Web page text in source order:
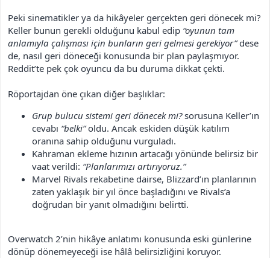
Peki sinematikler ya da hikâyeler gerçekten geri dönecek mi?
Keller bunun gerekli olduğunu kabul edip “oyunun tam
anlamıyla çalışması için bunların geri gelmesi gerekiyor”dese
de, nasıl geri döneceği konusunda bir plan paylaşmıyor.
Reddit’te pek çok oyuncu da bu duruma dikkat çekti.
Röportajdan öne çıkan diğer başlıklar:
Grup bulucu sistemi geri dönecek mi?sorusuna Keller’ın
cevabı “belki”oldu. Ancak eskiden düşük katılım
oranına sahip olduğunu vurguladı.
Kahraman ekleme hızının artacağı yönünde belirsiz bir
vaat verildi: “Planlarımızı artırıyoruz.”
Marvel Rivals rekabetine dairse, Blizzard’ın planlarının
zaten yaklaşık bir yıl önce başladığını ve Rivals’a
doğrudan bir yanıt olmadığını belirtti.
Overwatch 2’nin hikâye anlatımı konusunda eski günlerine
dönüp dönemeyeceği ise hâlâ belirsizliğini koruyor.